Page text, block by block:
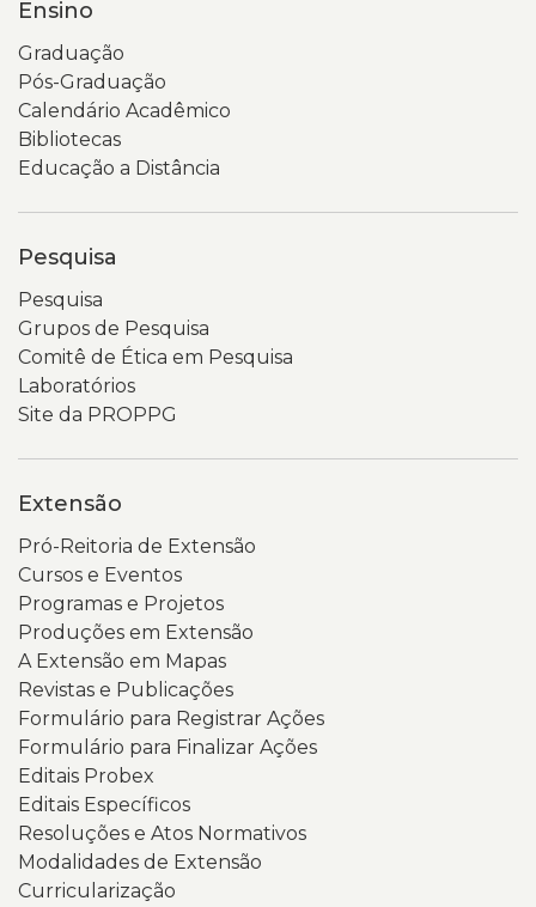
Ensino
Graduação
Pós-Graduação
Calendário Acadêmico
Bibliotecas
Educação a Distância
Pesquisa
Pesquisa
Grupos de Pesquisa
Comitê de Ética em Pesquisa
Laboratórios
Site da PROPPG
Extensão
Pró-Reitoria de Extensão
Cursos e Eventos
Programas e Projetos
Produções em Extensão
A Extensão em Mapas
Revistas e Publicações
Formulário para Registrar Ações
Formulário para Finalizar Ações
Editais Probex
Editais Específicos
Resoluções e Atos Normativos
Modalidades de Extensão
Curricularização